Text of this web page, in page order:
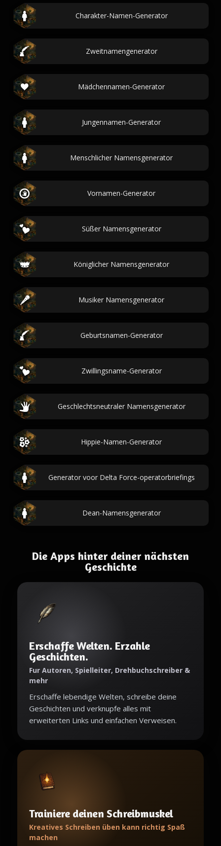
Charakter-Namen-Generator
Zweitnamengenerator
Mädchennamen-Generator
Jungennamen-Generator
Menschlicher Namensgenerator
Vornamen-Generator
Süßer Namensgenerator
Königlicher Namensgenerator
Musiker Namensgenerator
Geburtsnamen-Generator
Zwillingsname-Generator
Geschlechtsneutraler Namensgenerator
Hippie-Namen-Generator
Generator voor Delta Force-operatorbriefings
Dean-Namensgenerator
Die Apps hinter deiner nächsten
Geschichte
Erschaffe Welten. Erzahle
Geschichten.
Fur Autoren, Spielleiter, Drehbuchschreiber &
mehr
Erschaffe lebendige Welten, schreibe deine
Geschichten und verknupfe alles mit
erweiterten Links und einfachen Verweisen.
Trainiere deinen Schreibmuskel
Kreatives Schreiben üben kann richtig Spaß
machen